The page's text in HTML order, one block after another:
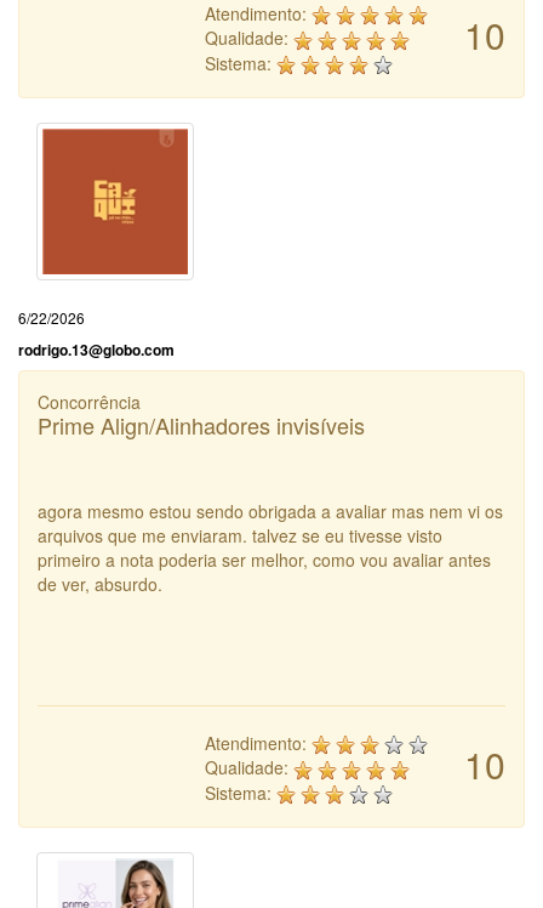
10
Atendimento:
Qualidade:
Sistema:
6/22/2026
rodrigo.13@globo.com
Concorrência
Prime Align/Alinhadores invisíveis
agora mesmo estou sendo obrigada a avaliar mas nem vi os
arquivos que me enviaram. talvez se eu tivesse visto
primeiro a nota poderia ser melhor, como vou avaliar antes
de ver, absurdo.
10
Atendimento:
Qualidade:
Sistema: